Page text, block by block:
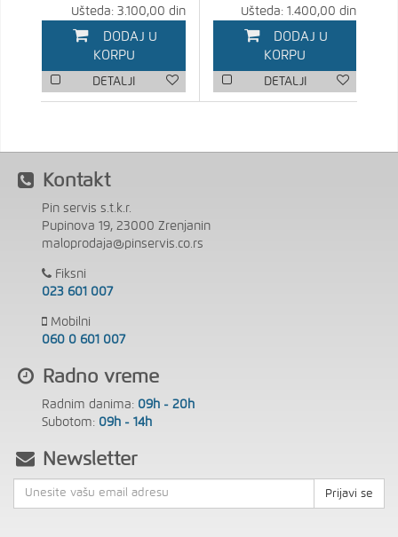
Ušteda: 3.100,00 din
DODAJ U
KORPU
DETALJI
Ušteda: 1.400,00 din
DODAJ U
KORPU
DETALJI
Kontakt
Pin servis s.t.k.r.
Pupinova 19, 23000 Zrenjanin
maloprodaja@pinservis.co.rs
Fiksni
023 601 007
Mobilni
060 0 601 007
Radno vreme
Radnim danima: 09h - 20h
Subotom: 09h - 14h
Newsletter
Prijavi se